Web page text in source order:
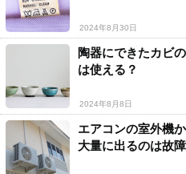
2024年8月30日
陶器にできたカビ
は使える？
2024年8月8日
エアコンの室外機
大量に出るのは故